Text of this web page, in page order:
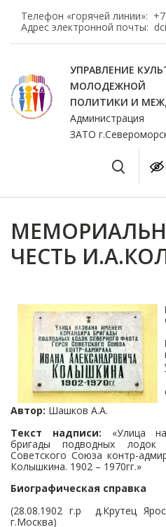
Телефон «горячей линии»:
Адрес электронной почты:
УПРАВЛЕНИЕ
МОЛОДЕЖНОЙ
ПОЛИТИКИ И
Администрация
ЗАТО
ЧЕСТЬ
Автор: Шашков А.А.
Текст надписи: «Улица
бригады подводных
Советского Союза контр-
Колышкина. 1902 – 1970гг.»
Биографическая справка
(28.08.1902 г.р д.Крутец
г.Москва)